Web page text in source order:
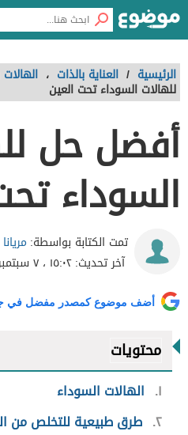
الرئيسية / العناية بالذات ،
للهالات السوداء تحت العين
أفضل حل
السوداء
تمت الكتابة بواسطة:
آخر تحديث:١٥:٠٢ ، ٧ سبتمبر ٢٠١٨
أضف موضوع كمصدر مفضل في
محتويات
١
الهالات السوداء
٢ طرق طبيعية للتخلص من